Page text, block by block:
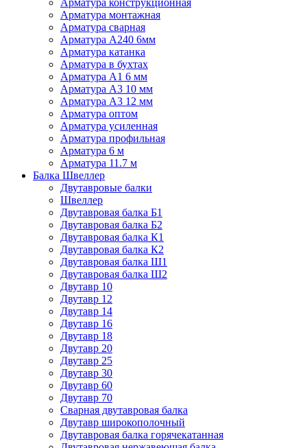
Арматура конструкционная
Арматура монтажная
Арматура сварная
Арматура А240 6мм
Арматура катанка
Арматура в бухтах
Арматура А1 6 мм
Арматура А3 10 мм
Арматура А3 12 мм
Арматура оптом
Арматура усиленная
Арматура профильная
Арматура 6 м
Арматура 11.7 м
Балка Швеллер
Двутавровые балки
Швеллер
Двутавровая балка Б1
Двутавровая балка Б2
Двутавровая балка К1
Двутавровая балка К2
Двутавровая балка Ш1
Двутавровая балка Ш2
Двутавр 10
Двутавр 12
Двутавр 14
Двутавр 16
Двутавр 18
Двутавр 20
Двутавр 25
Двутавр 30
Двутавр 60
Двутавр 70
Сварная двутавровая балка
Двутавр широкополочный
Двутавровая балка горячекатанная